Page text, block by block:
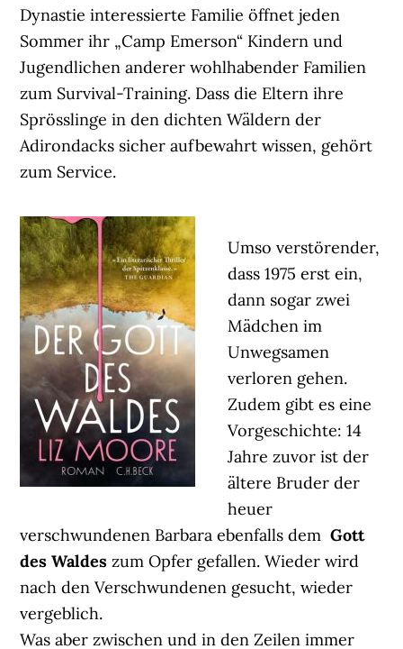
Dynastie interessierte Familie öffnet jeden
Sommer ihr „Camp Emerson“ Kindern und
Jugendlichen anderer wohlhabender Familien
zum Survival-Training. Dass die Eltern ihre
Sprösslinge in den dichten Wäldern der
Adirondacks sicher aufbewahrt wissen, gehört
zum Service.
Umso verstörender,
dass 1975 erst ein,
dann sogar zwei
Mädchen im
Unwegsamen
verloren gehen.
Zudem gibt es eine
Vorgeschichte: 14
Jahre zuvor ist der
ältere Bruder der
heuer
verschwundenen Barbara ebenfalls demGott
des Waldes zum Opfer gefallen. Wieder wird
nach den Verschwundenen gesucht, wieder
vergeblich.
Was aber zwischen und in den Zeilen immer